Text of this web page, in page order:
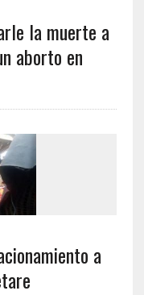
la muerte a
aborto en
a